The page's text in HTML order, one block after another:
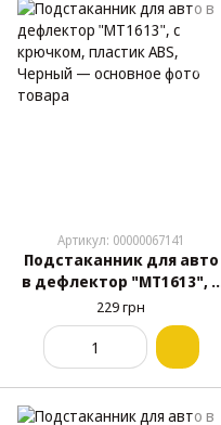
Артикул: 00000067141
Подстаканник для авто
в дефлектор "MT1613", с
крючком, пластик ABS,
Черный
229 грн